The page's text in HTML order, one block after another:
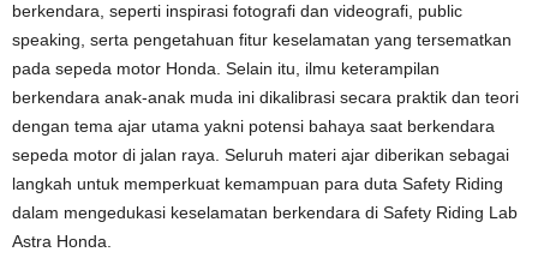
berkendara, seperti inspirasi fotografi dan videografi, public
speaking, serta pengetahuan fitur keselamatan yang tersematkan
pada sepeda motor Honda. Selain itu, ilmu keterampilan
berkendara anak-anak muda ini dikalibrasi secara praktik dan teori
dengan tema ajar utama yakni potensi bahaya saat berkendara
sepeda motor di jalan raya. Seluruh materi ajar diberikan sebagai
langkah untuk memperkuat kemampuan para duta Safety Riding
dalam mengedukasi keselamatan berkendara di Safety Riding Lab
Astra Honda.